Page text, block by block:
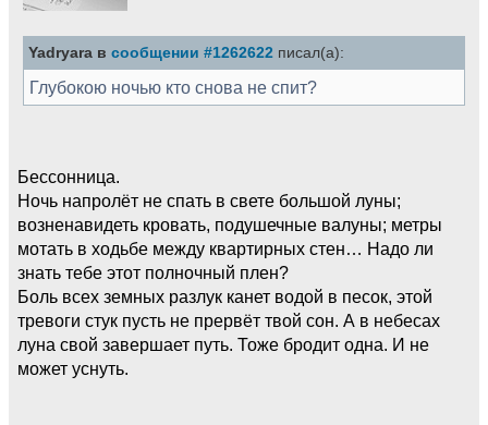
Yadryara в сообщении #1262622 писал(а):
Глубокою ночью кто снова не спит?
Бессонница.
Ночь напролёт не спать в свете большой луны;
возненавидеть кровать, подушечные валуны; метры
мотать в ходьбе между квартирных стен… Надо ли
знать тебе этот полночный плен?
Боль всех земных разлук канет водой в песок, этой
тревоги стук пусть не прервёт твой сон. А в небесах
луна свой завершает путь. Тоже бродит одна. И не
может уснуть.